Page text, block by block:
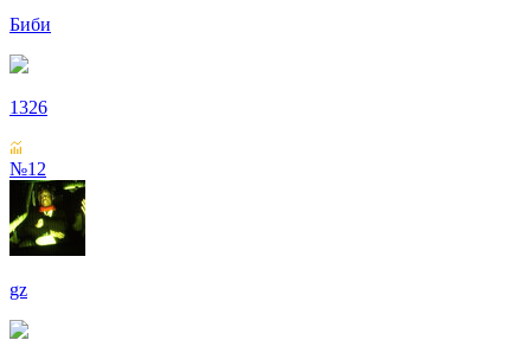
Биби
1326
№12
gz